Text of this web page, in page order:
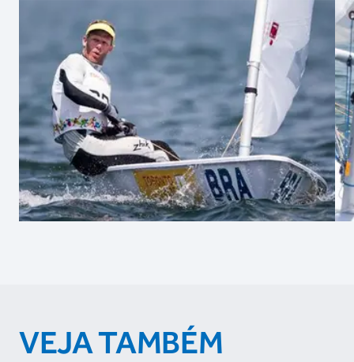
VEJA TAMBÉM